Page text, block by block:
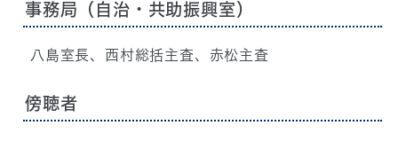
事務局（自治・共助振興室）
八島室長、西村総括主査、赤松主査
傍聴者